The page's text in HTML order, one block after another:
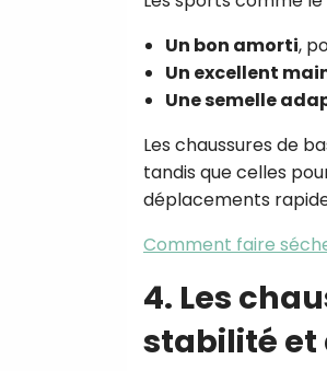
Un bon amorti,
Un excellent
Une semelle
Les chaussures de
tandis que celles
déplacements
Comment faire
4. Les
stabilité